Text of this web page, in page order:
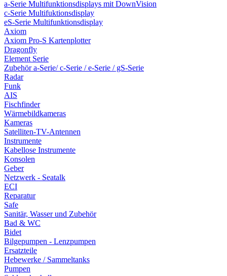
a-Serie Multifunktionsdisplays mit DownVision
c-Serie Multifuktionsdisplay
eS-Serie Multifunktionsdisplay
Axiom
Axiom Pro-S Kartenplotter
Dragonfly
Element Serie
Zubehör a-Serie/ c-Serie / e-Serie / gS-Serie
Radar
Funk
AIS
Fischfinder
Wärmebildkameras
Kameras
Satelliten-TV-Antennen
Instrumente
Kabellose Instrumente
Konsolen
Geber
Netzwerk - Seatalk
ECI
Reparatur
Safe
Sanitär, Wasser und Zubehör
Bad & WC
Bidet
Bilgepumpen - Lenzpumpen
Ersatzteile
Hebewerke / Sammeltanks
Pumpen